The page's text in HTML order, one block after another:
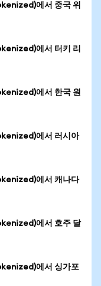
에서 중국 위
에서 터키 리
에서 한국 원
에서 러시아
에서 캐나다
에서 호주 달
에서 싱가포